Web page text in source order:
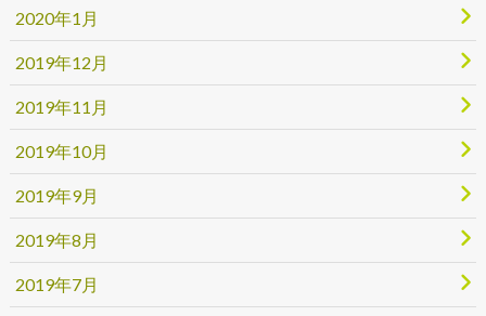
2020年1月
2019年12月
2019年11月
2019年10月
2019年9月
2019年8月
2019年7月